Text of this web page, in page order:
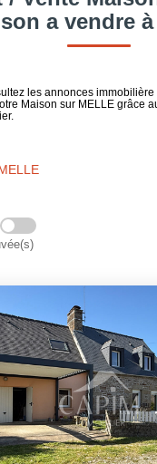
Qui Sommes Nous
Nous Rejoindre
Nos Actualités
Budget
a vendre
les annonces
Maison sur MELLE grâce